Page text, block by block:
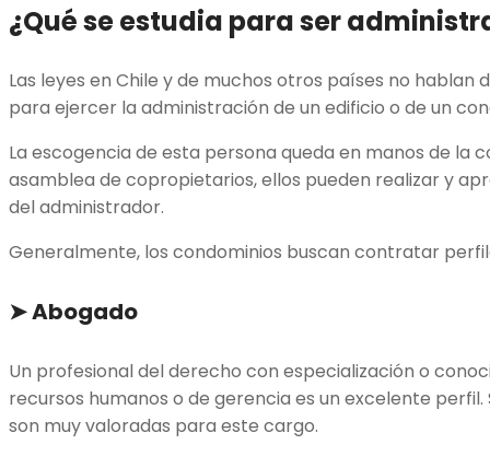
¿Qué se estudia para ser
Las leyes en Chile y de muchos otros países no hablan
para ejercer la administración de un edificio o de un
La escogencia de esta persona queda en manos de la
asamblea de copropietarios, ellos pueden realizar y
del administrador.
Generalmente, los condominios buscan contratar
➤Abogado
Un profesional del derecho con especialización o
recursos humanos o de gerencia es un excelente
son muy valoradas para este cargo.